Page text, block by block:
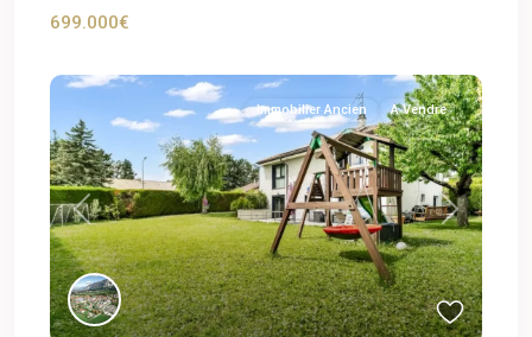
699.000€
Previous Next
Immobilier Ancien A Vendre